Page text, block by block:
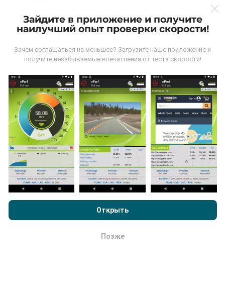
Откуда берутся данные ?
пользователями программы nPerf. Это испытания,
проведенные в реальных условиях,
тоже хотите присоединиться, все, что вам нужно
сделать, это загрузить приложение nPerf на свой
смартфон.Чем больше данных будет, тем более
исчерпывающими будут карты!
Как выполняются обновления ?
Карты покрытия сети автоматически обновляются
. Данные показываются в
Зайдите в приложение и получите
наилучший опыт проверки скорости!
Зачем соглашаться на меньшее? Загрузите наше приложение и
получите незабываемые впечатления от теста скорости!
Открыть
Позже
Просматривая nPerf.com, вы даете согласие на нашу
, а также на наш тест nPerf
конечного пользователя.
ОК